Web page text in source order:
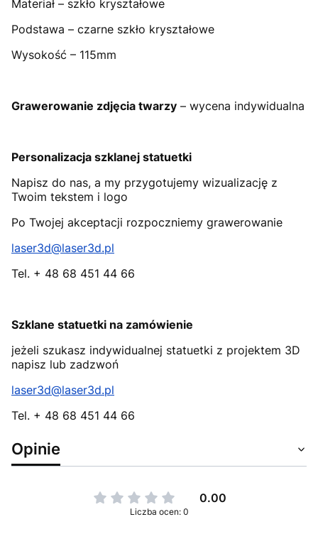
Materiał – szkło kryształowe
Podstawa – czarne szkło kryształowe
Wysokość – 115mm
Grawerowanie zdjęcia twarzy – wycena indywidualna
Personalizacja szklanej statuetki
Napisz do nas, a my przygotujemy wizualizację z
Twoim tekstem i logo
Po Twojej akceptacji rozpoczniemy grawerowanie
laser3d@laser3d.pl
Tel. + 48 68 451 44 66
Szklane statuetki na zamówienie
jeżeli szukasz indywidualnej statuetki z projektem 3D
napisz lub zadzwoń
laser3d@laser3d.pl
Tel. + 48 68 451 44 66
Opinie
0.00
Liczba ocen: 0